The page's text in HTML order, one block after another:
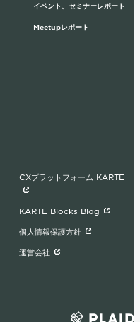
イベント、セミナーレポート
Meetupレポート
CXプラットフォーム KARTE
KARTE Blocks Blog
個人情報保護方針
運営会社